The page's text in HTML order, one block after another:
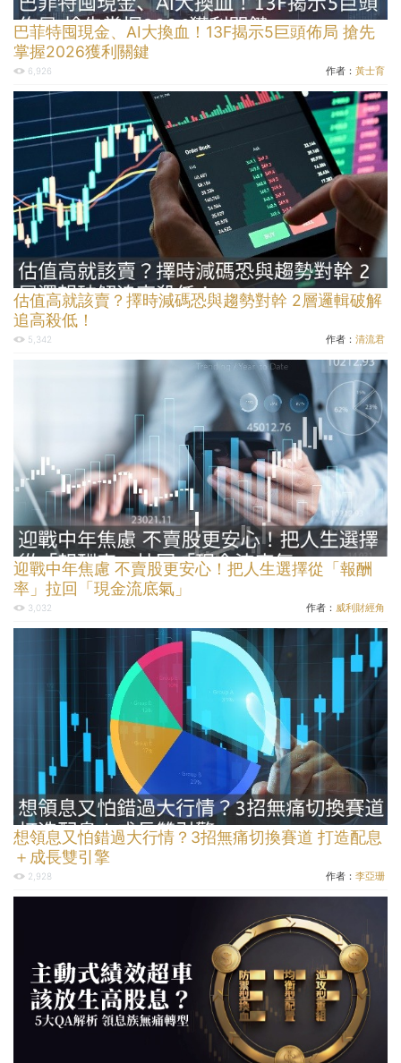
巴菲特囤現金、AI大換血！13F揭示5巨頭佈局 搶先
掌握2026獲利關鍵
6,926 作者： 黃士育
估值高就該賣？擇時減碼恐與趨勢對幹 2層邏輯破解
追高殺低！
5,342 作者： 清流君
迎戰中年焦慮 不賣股更安心！把人生選擇從「報酬
率」拉回「現金流底氣」
3,032 作者： 威利財經角
想領息又怕錯過大行情？3招無痛切換賽道 打造配息
＋成長雙引擎
2,928 作者： 李亞珊